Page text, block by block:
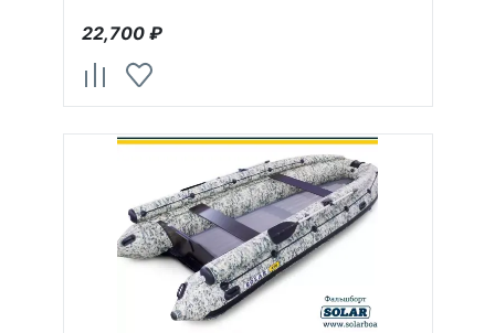
22,700₽